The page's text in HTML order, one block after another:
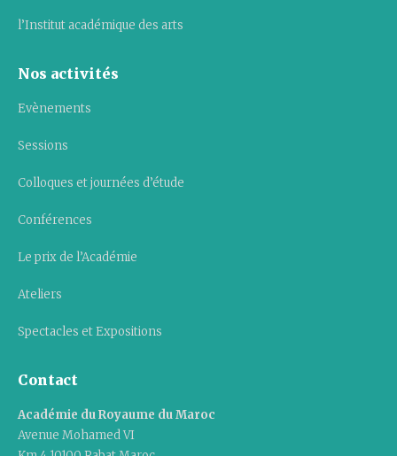
l’Institut académique des arts
Nos activités
Evènements
Sessions
Colloques et journées d’étude
Conférences
Le prix de l’Académie
Ateliers
Spectacles et Expositions
Contact
Académie du Royaume du Maroc
Avenue Mohamed VI